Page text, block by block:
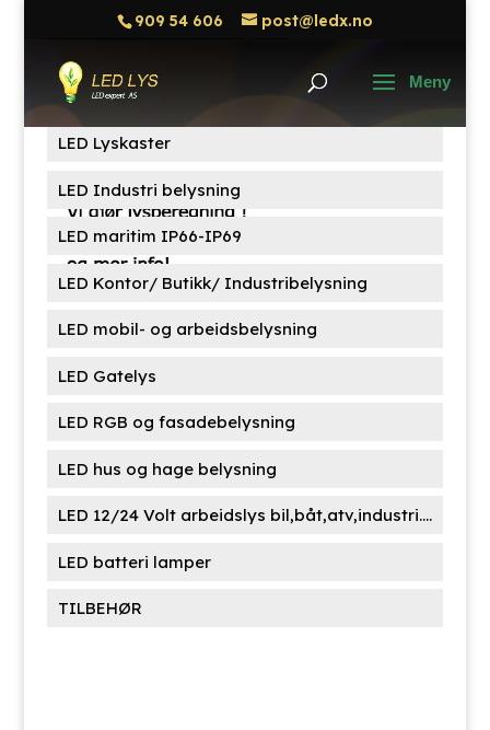
909 54 606 post@ledx.no
etter:
Produktkategorier
LED Lyskaster
LED Industri belysning
LED maritim IP66-IP69
LED Kontor/ Butikk/ Industribelysning
LED mobil- og arbeidsbelysning
LED Gatelys
LED RGB og fasadebelysning
LED hus og hage belysning
LED 12/24 Volt arbeidslys bil,båt,atv,industri....
LED batteri lamper
TILBEHØR